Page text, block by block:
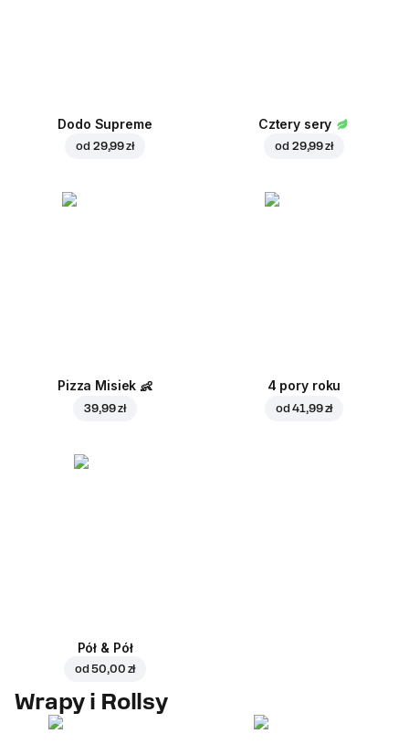
Dodo Supreme
od 29,99 zł
Cztery sery
od 29,99 zł
Pizza Misiek 👶
39,99 zł
4 pory roku
od41,99 zł
Pół & Pół
od50,00 zł
Wrapy i Rollsy